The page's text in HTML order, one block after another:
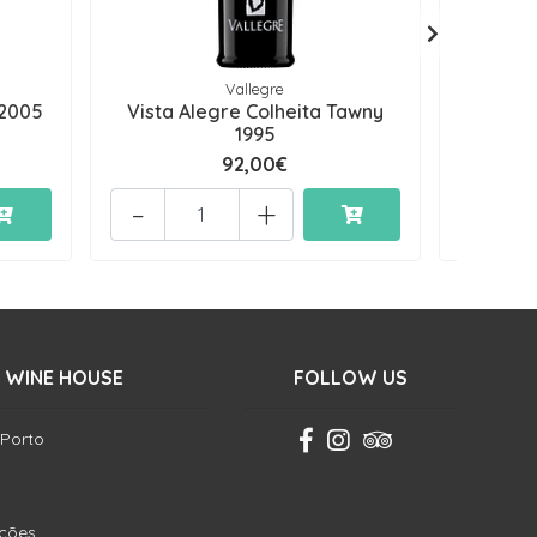
Vallegre
Vista Alegre Colheita Tawny
1995
92,00€
+
-
HOUSE FOLLOW US